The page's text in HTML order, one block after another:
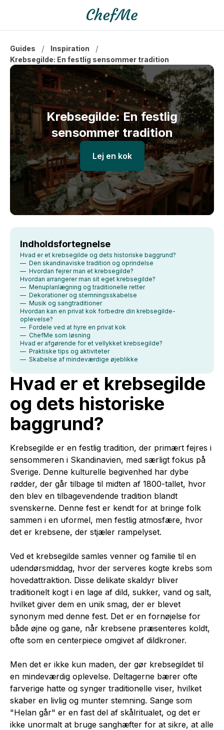
Guides / Inspiration /
Krebsegilde: En festlig sensommer tradition
Krebsegilde: En festlig
sensommer tradition
Lej en kok
Indholdsfortegnelse
Hvad er et krebsegilde og dets historiske baggrund?
— Den skandinaviske tradition og oprindelse
— Hvordan fejrer man et krebsegilde?
Hvordan arrangerer man sit eget krebsegilde?
— Menuplanlægning og traditionelle retter
— Dekorationer og stemningsskabelse
— Musik og sangtraditioner
Hvordan kan en privat kok forbedre din krebsegilde-
oplevelse?
— Fordele ved at hyre en privat kok
— ChefMe som løsning
Hvad er afgørende for et vellykket krebsegilde?
— Praktiske tips og aktiviteter
— Skabelse af mindeværdige øjeblikke
Hvad er et krebsegilde
og dets historiske
baggrund?
Krebsegilde er en festlig tradition, der primært fejres i
sensommeren i Skandinavien, med særligt fokus på
Sverige. Denne kulturelle begivenhed har dybe
rødder, der går tilbage til midten af 1800-tallet, hvor
den blev en tilbagevendende tradition blandt
svenskerne. Denne fest er kendt for at bringe folk
sammen i en uformel, men festlig atmosfære, hvor
det er krebsene, der stjæler rampelyset.
Ved et krebsegilde samles venner og familie til en
udendørsmiddag, hvor der serveres kogte krebs som
hovedattraktion. Disse delikate skaldyr bliver
traditionelt kogt i en lage af dild, sukker, vand og salt,
hvilket giver dem en unik smag, der er blevet
synonym med denne fest. Det er en fornøjelse for
både øjne og gane, når krebsene præsenteres koldt,
ofte som en centerpiece omgivet af dildkroner.
Men det er ikke kun maden, der gør krebsegildet til
en mindeværdig oplevelse. Deltagerne bærer ofte
farverige hatte og synger traditionelle viser, hvilket
skaber en livlig og munter stemning. Sange som
"Helan går" er en fast del af skålritualet, og det er
ikke unormalt at bruge sanghæfter for at sikre, at alle